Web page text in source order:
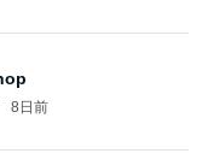
8日前